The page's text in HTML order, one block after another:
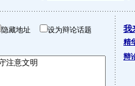
隐藏地址 设为辩论话题 我
精
辩